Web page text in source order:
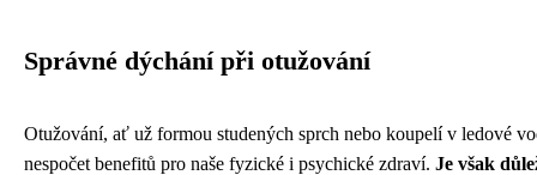
Správné dýchání při otužování
Otužování, ať už formou studených sprch nebo koupelí v ledové
nespočet benefitů pro naše fyzické i psychické zdraví. Je však